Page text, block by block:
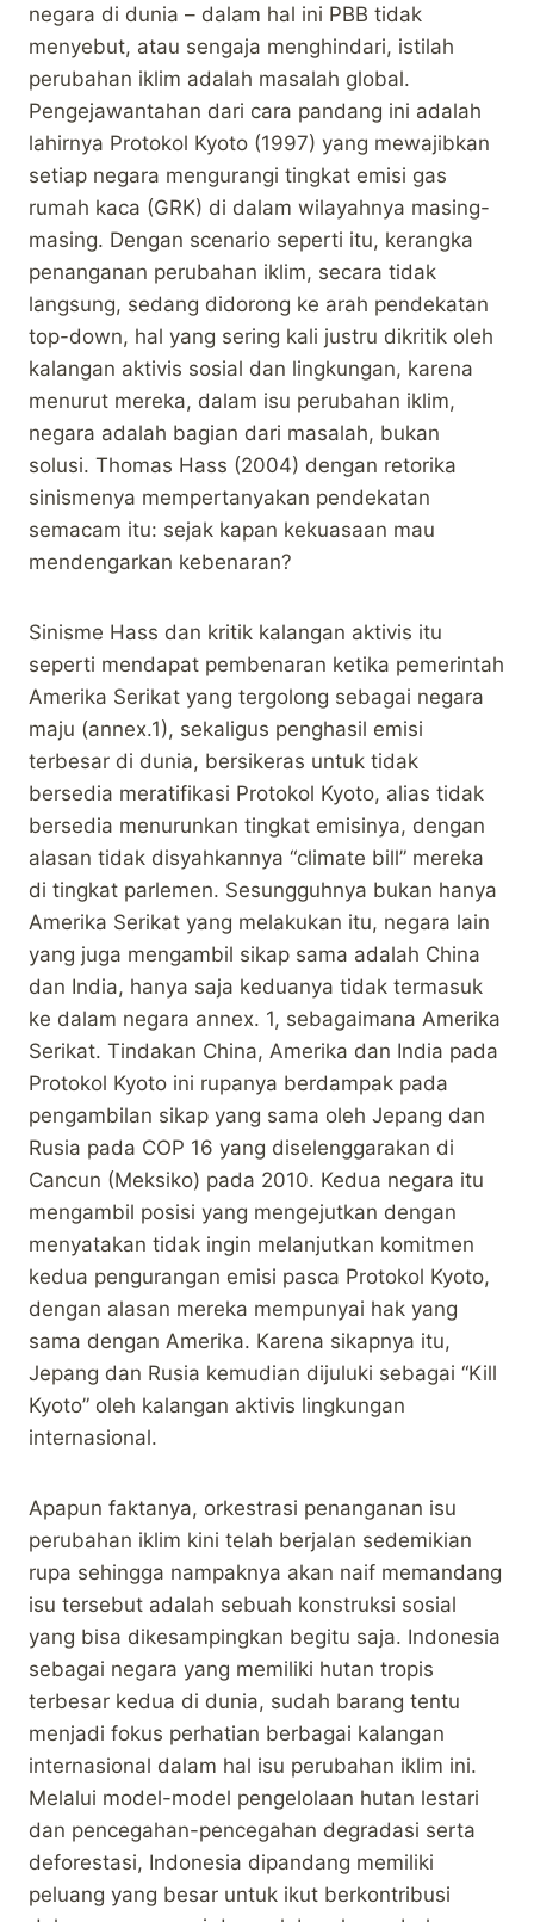
negara di dunia – dalam hal ini PBB tidak
menyebut, atau sengaja menghindari, istilah
perubahan iklim adalah masalah global.
Pengejawantahan dari cara pandang ini adalah
lahirnya Protokol Kyoto (1997) yang mewajibkan
setiap negara mengurangi tingkat emisi gas
rumah kaca (GRK) di dalam wilayahnya masing-
masing. Dengan scenario seperti itu, kerangka
penanganan perubahan iklim, secara tidak
langsung, sedang didorong ke arah pendekatan
top-down, hal yang sering kali justru dikritik oleh
kalangan aktivis sosial dan lingkungan, karena
menurut mereka, dalam isu perubahan iklim,
negara adalah bagian dari masalah, bukan
solusi. Thomas Hass (2004) dengan retorika
sinismenya mempertanyakan pendekatan
semacam itu: sejak kapan kekuasaan mau
mendengarkan kebenaran?
Sinisme Hass dan kritik kalangan aktivis itu
seperti mendapat pembenaran ketika pemerintah
Amerika Serikat yang tergolong sebagai negara
maju (annex.1), sekaligus penghasil emisi
terbesar di dunia, bersikeras untuk tidak
bersedia meratifikasi Protokol Kyoto, alias tidak
bersedia menurunkan tingkat emisinya, dengan
alasan tidak disyahkannya “climate bill” mereka
di tingkat parlemen. Sesungguhnya bukan hanya
Amerika Serikat yang melakukan itu, negara lain
yang juga mengambil sikap sama adalah China
dan India, hanya saja keduanya tidak termasuk
ke dalam negara annex. 1, sebagaimana Amerika
Serikat. Tindakan China, Amerika dan India pada
Protokol Kyoto ini rupanya berdampak pada
pengambilan sikap yang sama oleh Jepang dan
Rusia pada COP 16 yang diselenggarakan di
Cancun (Meksiko) pada 2010. Kedua negara itu
mengambil posisi yang mengejutkan dengan
menyatakan tidak ingin melanjutkan komitmen
kedua pengurangan emisi pasca Protokol Kyoto,
dengan alasan mereka mempunyai hak yang
sama dengan Amerika. Karena sikapnya itu,
Jepang dan Rusia kemudian dijuluki sebagai “Kill
Kyoto” oleh kalangan aktivis lingkungan
internasional.
Apapun faktanya, orkestrasi penanganan isu
perubahan iklim kini telah berjalan sedemikian
rupa sehingga nampaknya akan naif memandang
isu tersebut adalah sebuah konstruksi sosial
yang bisa dikesampingkan begitu saja. Indonesia
sebagai negara yang memiliki hutan tropis
terbesar kedua di dunia, sudah barang tentu
menjadi fokus perhatian berbagai kalangan
internasional dalam hal isu perubahan iklim ini.
Melalui model-model pengelolaan hutan lestari
dan pencegahan-pencegahan degradasi serta
deforestasi, Indonesia dipandang memiliki
peluang yang besar untuk ikut berkontribusi